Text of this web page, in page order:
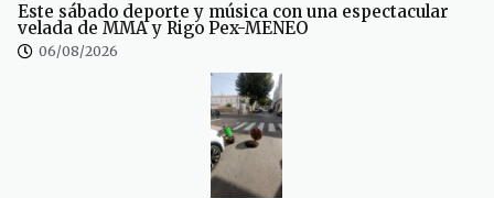
Este sábado deporte y música con una espectacular
velada de MMA y Rigo Pex-MENEO
06/08/2026